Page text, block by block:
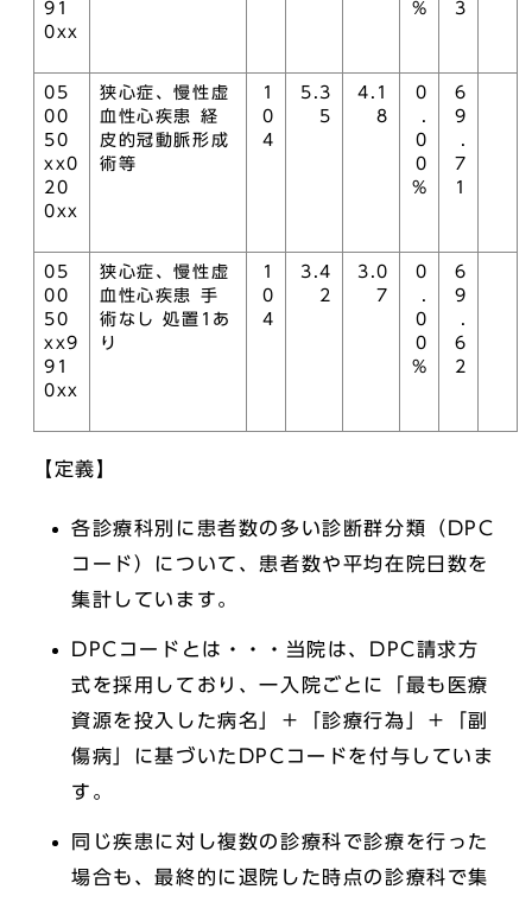
91
0xx
% 3
05
00
50
xx0
20
0xx
狭心症、慢性虚
血性心疾患 経
皮的冠動脈形成
術等
1
0
4
5.3
5
4.1
8
0
.
0
0
%
6
9
.
7
1
05
00
50
xx9
91
0xx
狭心症、慢性虚
血性心疾患 手
術なし 処置1あ
り
1
0
4
3.4
2
3.0
7
0
.
0
0
%
6
9
.
6
2
【定義】
各診療科別に患者数の多い診断群分類（DPC
コード）について、患者数や平均在院日数を
集計しています。
DPCコードとは・・・当院は、DPC請求方
式を採用しており、一入院ごとに「最も医療
資源を投入した病名」＋「診療行為」＋「副
傷病」に基づいたDPCコードを付与していま
す。
同じ疾患に対し複数の診療科で診療を行った
場合も、最終的に退院した時点の診療科で集